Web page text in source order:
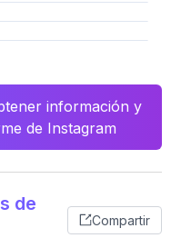
información y
de Instagram
de
Compartir